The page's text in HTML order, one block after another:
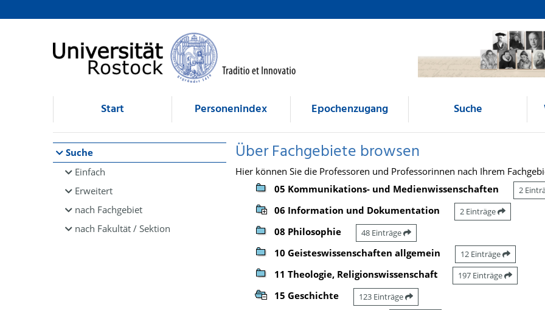
Browsen
direkt zum Inhalt
Start Personenindex Epochenzugang Suche
Suche
Einfach
Erweitert
nach Fachgebiet
nach Fakultät / Sektion
Über Fachgebiete browsen
Hier können Sie die Professoren und Professorinnen nach Ihrem
05 Kommunikations- und Medienwissenschaften
2
06 Information und Dokumentation 2 Einträge
08 Philosophie 48 Einträge
10 Geisteswissenschaften allgemein 12 Einträge
11 Theologie, Religionswissenschaft 197 Einträge
15 Geschichte 123 Einträge